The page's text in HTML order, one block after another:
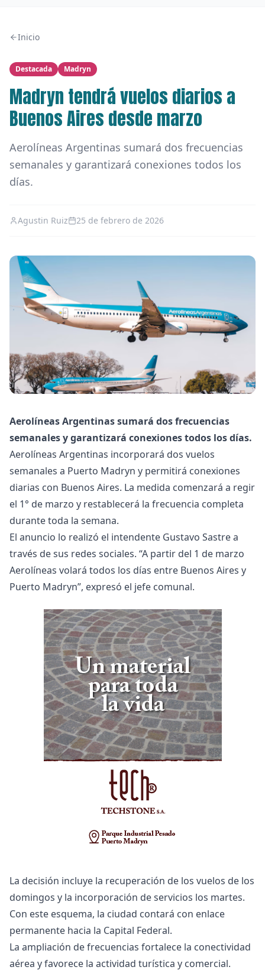
Inicio
Destacada Madryn
Madryn tendrá vuelos diarios a
Buenos Aires desde marzo
Aerolíneas Argentinas sumará dos frecuencias
semanales y garantizará conexiones todos los
días.
Agustin Ruiz 25 de febrero de 2026
Aerolíneas Argentinas sumará dos frecuencias
semanales y garantizará conexiones todos los días.
Aerolíneas Argentinas incorporará dos vuelos
semanales a Puerto Madryn y permitirá conexiones
diarias con Buenos Aires. La medida comenzará a regir
el 1° de marzo y restablecerá la frecuencia completa
durante toda la semana.
El anuncio lo realizó el intendente Gustavo Sastre a
través de sus redes sociales. “A partir del 1 de marzo
Aerolíneas volará todos los días entre Buenos Aires y
Puerto Madryn”, expresó el jefe comunal.
La decisión incluye la recuperación de los vuelos de los
domingos y la incorporación de servicios los martes.
Con este esquema, la ciudad contará con enlace
permanente hacia la Capital Federal.
La ampliación de frecuencias fortalece la conectividad
aérea y favorece la actividad turística y comercial.